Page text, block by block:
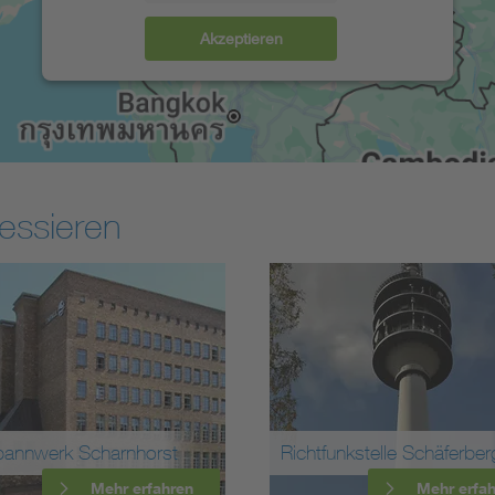
Akzeptieren
Scharnhorst
Mehr erfahren
Richtfunkstelle
Mehr